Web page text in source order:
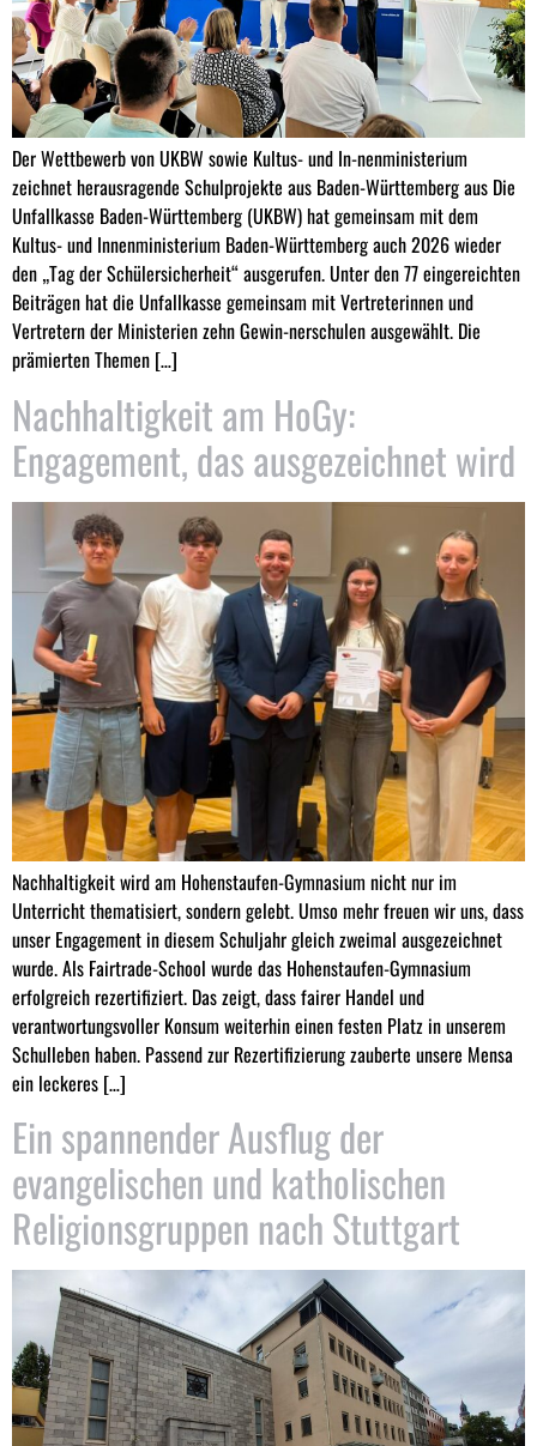
Der Wettbewerb von UKBW sowie Kultus- und In-nenministerium
zeichnet herausragende Schulprojekte aus Baden-Württemberg aus Die
Unfallkasse Baden-Württemberg (UKBW) hat gemeinsam mit dem
Kultus- und Innenministerium Baden-Württemberg auch 2026 wieder
den „Tag der Schülersicherheit“ ausgerufen. Unter den 77 eingereichten
Beiträgen hat die Unfallkasse gemeinsam mit Vertreterinnen und
Vertretern der Ministerien zehn Gewin-nerschulen ausgewählt. Die
prämierten Themen […]
Nachhaltigkeit am HoGy:
Engagement, das ausgezeichnet wird
Nachhaltigkeit wird am Hohenstaufen-Gymnasium nicht nur im
Unterricht thematisiert, sondern gelebt. Umso mehr freuen wir uns, dass
unser Engagement in diesem Schuljahr gleich zweimal ausgezeichnet
wurde. Als Fairtrade-School wurde das Hohenstaufen-Gymnasium
erfolgreich rezertifiziert. Das zeigt, dass fairer Handel und
verantwortungsvoller Konsum weiterhin einen festen Platz in unserem
Schulleben haben. Passend zur Rezertifizierung zauberte unsere Mensa
ein leckeres […]
Ein spannender Ausflug der
evangelischen und katholischen
Religionsgruppen nach Stuttgart